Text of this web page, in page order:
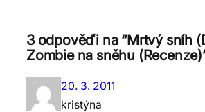
3 odpověďi na “Mrtvý sníh
Zombie na sněhu
20. 3. 2011
kristýna